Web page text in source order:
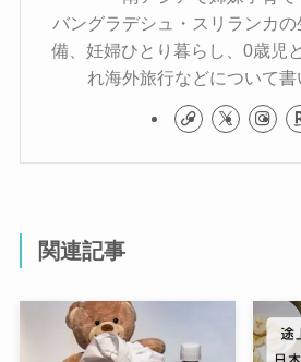
バングラデシュ・スリランカ
備、妊婦ひとり暮らし、0歳児
れ海外旅行などについて書
関連記事